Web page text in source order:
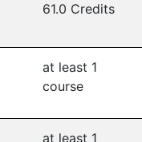
61.0 Credits
at least 1
course
at least 1